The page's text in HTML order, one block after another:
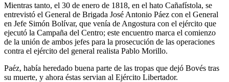
Mientras tanto, el 30 de enero de 1818, en el hato Cañafístola, se
entrevistó el General de Brigada José Antonio Páez con el General
en Jefe Simón Bolívar, que venía de Angostura con el ejército que
ejecutó la Campaña del Centro; este encuentro marca el comienzo
de la unión de ambos jefes para la prosecución de las operaciones
contra el ejército del general realista Pablo Morillo.
Paéz, había heredado buena parte de las tropas que dejó Bovés tras
su muerte, y ahora éstas servian al Ejército Libertador.